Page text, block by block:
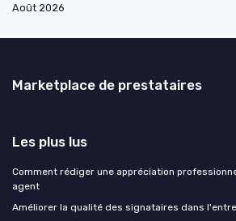
Août 2026
Marketplace de prestataires
Les plus lus
Comment rédiger une appréciation
agent
Améliorer la qualité des signataires dans